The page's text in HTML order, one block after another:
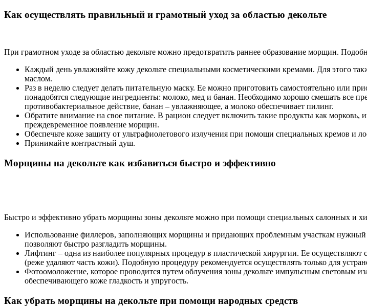
Как осуществлять правильный и грамотный уход за областью декольте
При грамотном уходе за областью декольте можно предотвратить раннее образование морщин.
Каждый день увлажняйте кожу декольте специальными косметическими кремами. Для этого
маслом.
Раз в неделю следует делать питательную маску. Ее можно приготовить самостоятельно или
понадобятся следующие ингредиенты: молоко, мед и банан. Необходимо хорошо смешать все
противобактериальное действие, банан – увлажняющее, а молоко обеспечивает пилинг.
Обратите внимание на свое питание. В рацион следует включить такие продукты как
преждевременное появление морщин.
Обеспечьте коже защиту от ультрафиолетового излучения при помощи специальных кремов и
Принимайте контрастный душ.
Морщины на декольте как избавиться быстро и эффективно
Быстро и эффективно убрать морщины зоны декольте можно при помощи специальных салонных и
Использование филлеров, заполняющих морщины и придающих проблемным участкам
позволяют быстро разгладить морщины.
Лифтинг – одна из наиболее популярных процедур в пластической хирургии. Ее
(реже удаляют часть кожи). Подобную процедуру рекомендуется осуществлять только для
Фотоомоложение, которое проводится путем облучения зоны декольте импульсным световым
обеспечивающего коже гладкость и упругость.
Как убрать морщины на декольте при помощи народных средств